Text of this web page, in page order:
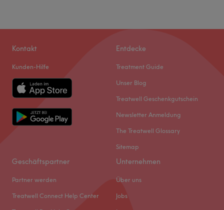
Kontakt
Kunden-Hilfe
Entdecke
Treatment Guide
Unser Blog
Treatwell Geschenkgutschein
Newsletter Anmeldung
The Treatwell Glossary
Sitemap
Geschäftspartner
Partner werden
Treatwell Connect Help Center
Unternehmen
Über uns
Jobs